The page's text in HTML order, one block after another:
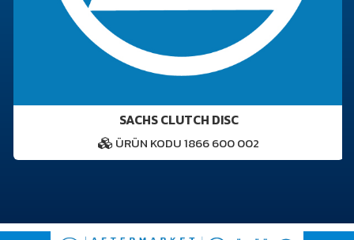
SACHS CLUTCH DISC
ÜRÜN KODU 1866 600 002